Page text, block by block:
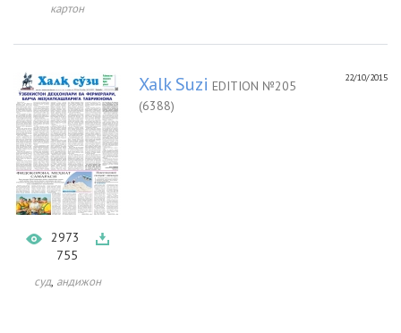
картон
2973
755
суд, андижон
22/10/2015
Xalk Suzi EDITION №205
(6388)